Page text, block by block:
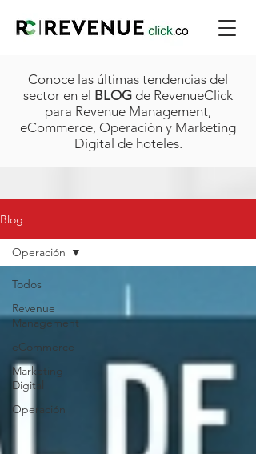
Conoce las últimas tendencias del
sector en el BLOG de RevenueClick
para Revenue Management,
eCommerce, Operación y Marketing
Digital de hoteles.
Blog
Todos
Revenue
Management
eCommerce
Marketing
Digital
Operación
Operación